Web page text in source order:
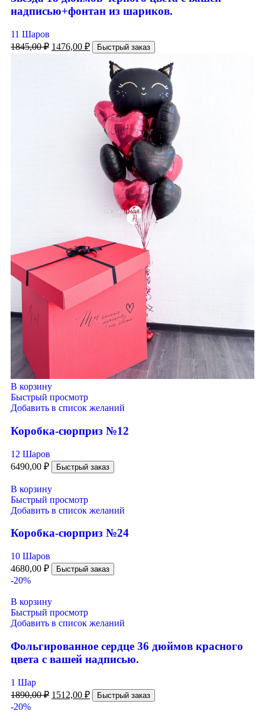
надписью+фонтан из шариков.
11 Шаров
1845,00₽ 1476,00 ₽ Быстрый заказ
В корзину
Быстрый просмотр
Добавить в список желаний
Коробка-сюрприз №12
12 Шаров
6490,00 ₽ Быстрый заказ
В корзину
Быстрый просмотр
Добавить в список желаний
Коробка-сюрприз №24
10 Шаров
4680,00 ₽ Быстрый заказ
-20%
В корзину
Быстрый просмотр
Добавить в список желаний
Фольгированное сердце 36 дюймов красного
цвета с вашей надписью.
1 Шар
1890,00₽ 1512,00 ₽ Быстрый заказ
-20%